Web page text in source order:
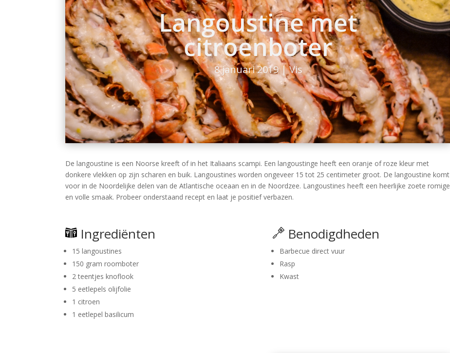
Langoustine met
citroenboter
8 januari 2019|Vis
De langoustine is een Noorse kreeft of in het Italiaans scampi. Een langoustinge heeft een oranje of roze kleur met
donkere vlekken op zijn scharen en buik. Langoustines worden ongeveer 15 tot 25 centimeter groot. De langoustine komt
voor in de Noordelijke delen van de Atlantische oceaan en in de Noordzee. Langoustines heeft een heerlijke zoete romige
en volle smaak. Probeer onderstaand recept en laat je positief verbazen.
Ingrediënten
15 langoustines
150 gram roomboter
2 teentjes knoflook
5 eetlepels olijfolie
1 citroen
1 eetlepel basilicum
Benodigdheden
Barbecue direct vuur
Rasp
Kwast